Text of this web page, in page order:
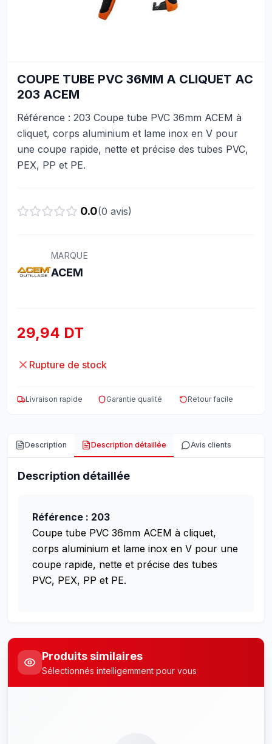
COUPE TUBE PVC 36MM A CLIQUET AC
203 ACEM
Référence : 203 Coupe tube PVC 36mm ACEM à
cliquet, corps aluminium et lame inox en V pour
une coupe rapide, nette et précise des tubes PVC,
PEX, PP et PE.
0.0(0 avis)
MARQUE
ACEM
29,94 DT
Rupture de stock
Livraison rapide Garantie qualité Retour facile
Description Description détaillée Avis clients
Description détaillée
Référence : 203
Coupe tube PVC 36mm ACEM à cliquet,
corps aluminium et lame inox en V pour une
coupe rapide, nette et précise des tubes
PVC, PEX, PP et PE.
Produits similaires
Sélectionnés intelligemment pour vous